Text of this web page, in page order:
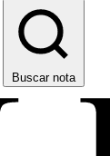
Buscar nota